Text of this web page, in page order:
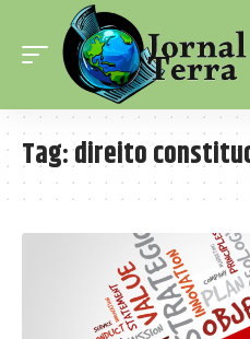
Tag:direito